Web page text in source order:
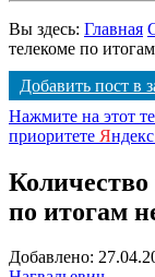
Вы здесь: Главная
телекоме по
Добавить пост в
Нажмите на этот
приоритете Я
по итогам
Добавлено: